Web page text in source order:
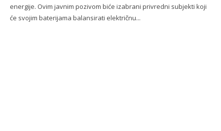
energije. Ovim javnim pozivom biće izabrani privredni subjekti koji
će svojim baterijama balansirati električnu...